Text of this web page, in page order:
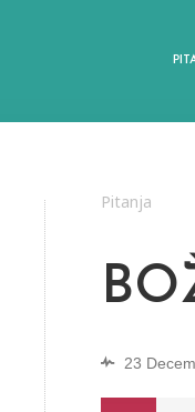
Pitanja
23